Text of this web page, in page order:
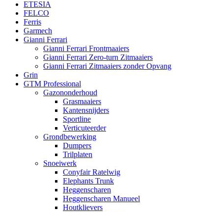
ETESIA
FELCO
Ferris
Garmech
Gianni Ferrari
Gianni Ferrari Frontmaaiers
Gianni Ferrari Zero-turn Zitmaaiers
Gianni Ferrari Zitmaaiers zonder Opvang
Grin
GTM Professional
Gazononderhoud
Grasmaaiers
Kantensnijders
Sportline
Verticuteerder
Grondbewerking
Dumpers
Trilplaten
Snoeiwerk
Conyfair Ratelwig
Elephants Trunk
Heggenscharen
Heggenscharen Manueel
Houtklievers